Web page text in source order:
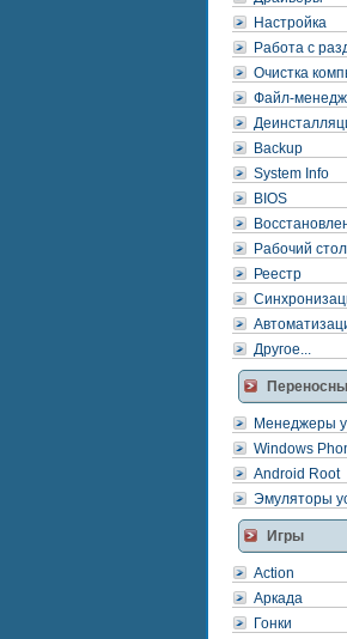
Настройка
Работа с
Очистка
Файл-
Backup
System Info
BIOS
Рабочий стол
Реестр
Другое...
Менеджеры
Windows
Android Root
Эмуляторы
Игры
Action
Аркада
Гонки